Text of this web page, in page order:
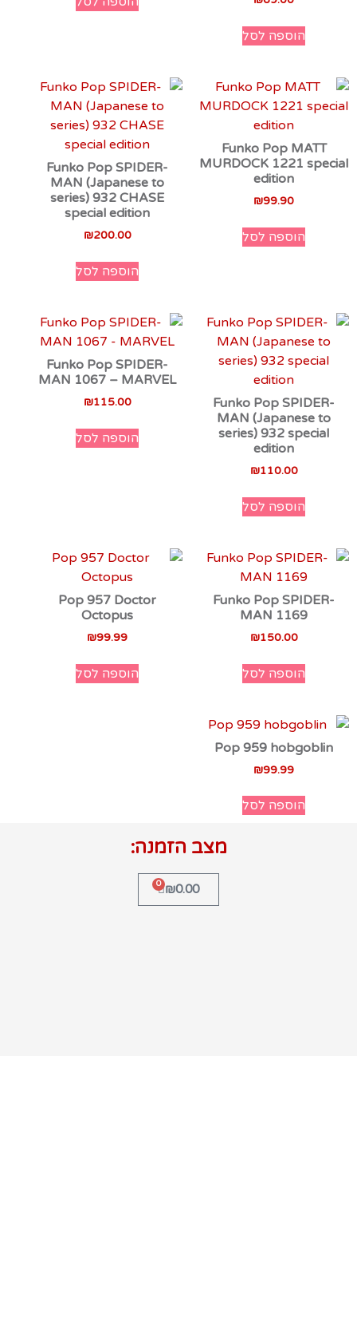
הוספה לסל
Funko Pop MATT
MURDOCK 1221 special
edition
₪99.90
הוספה לסל
Funko Pop SPIDER-
MAN (Japanese to
series) 932 CHASE
special edition
₪200.00
הוספה לסל
Funko Pop SPIDER-
MAN (Japanese to
series) 932 special
edition
₪110.00
הוספה לסל
Funko Pop SPIDER-
MAN 1067 – MARVEL
₪115.00
הוספה לסל
Funko Pop SPIDER-
MAN 1169
₪150.00
הוספה לסל
Pop 957 Doctor
Octopus
₪99.99
הוספה לסל
Pop 959 hobgoblin
₪99.99
הוספה לסל
מצב הזמנה:
₪0.00
0